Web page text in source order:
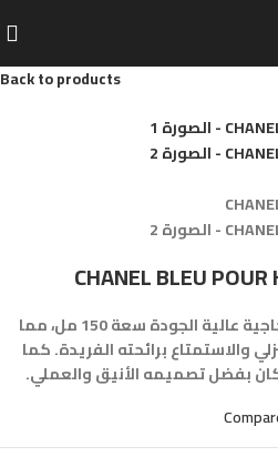
Back to products
CHANEL BLEU
يتوفر هذا العطر في زجاجة زجاجية عالية الجودة سعة 150 مل، مما
والاستمتاع برائحته الفريدة. كما
بفضل تصميمه الأنيق والعملي.